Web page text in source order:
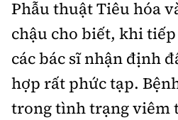
Tổng biên tập:Nguyễn Thị
Phó Tổng biên tập: Nguyễn
Nguyễn Đức Thắng, La Đức
Hotline:
0901 514 799
Quảng cáo và
0915 057 282
Phẫu thuật Tiêu hóa
chậu cho biết, khi
các bác sĩ nhận định
hợp rất phức tạp.
trong tình trạng viêm